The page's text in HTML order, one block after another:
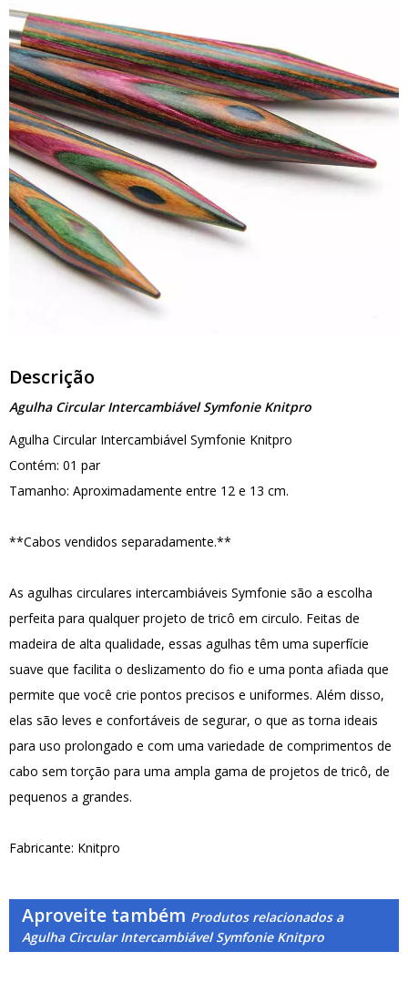
Descrição
Agulha Circular Intercambiável Symfonie Knitpro
Agulha Circular Intercambiável Symfonie Knitpro
Contém: 01 par
Tamanho: Aproximadamente entre 12 e 13 cm.
**Cabos vendidos separadamente.**
As agulhas circulares intercambiáveis Symfonie são a escolha
perfeita para qualquer projeto de tricô em circulo. Feitas de
madeira de alta qualidade, essas agulhas têm uma superfície
suave que facilita o deslizamento do fio e uma ponta afiada que
permite que você crie pontos precisos e uniformes. Além disso,
elas são leves e confortáveis de segurar, o que as torna ideais
para uso prolongado e com uma variedade de comprimentos de
cabo sem torção para uma ampla gama de projetos de tricô, de
pequenos a grandes.
Fabricante: Knitpro
Aproveite também Produtos relacionados a
Agulha Circular Intercambiável Symfonie Knitpro